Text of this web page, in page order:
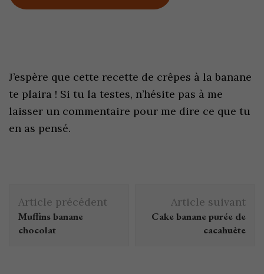
J’espère que cette recette de crêpes à la banane
te plaira ! Si tu la testes, n’hésite pas à me
laisser un commentaire pour me dire ce que tu
en as pensé.
Article précédent
Muffins banane
chocolat
Article suivant
Cake banane purée de
cacahuète